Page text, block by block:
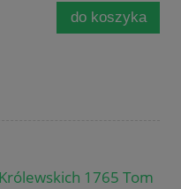
do koszyka
1765 Tom